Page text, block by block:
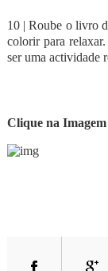
10 | Roube o livro
colorir para
ser uma actividade
Clique na